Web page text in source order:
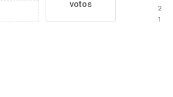
votos
2
1